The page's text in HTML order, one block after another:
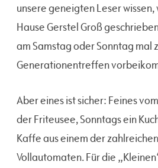
unsere geneigten Leser
Hause Gerstel Groß
am Samstag oder Sonntag mal
Generationentreffen
Aber eines ist sicher: Feines
der Friteusee, Sonntags ein
Kaffe aus einem der
Vollautomaten. Für die